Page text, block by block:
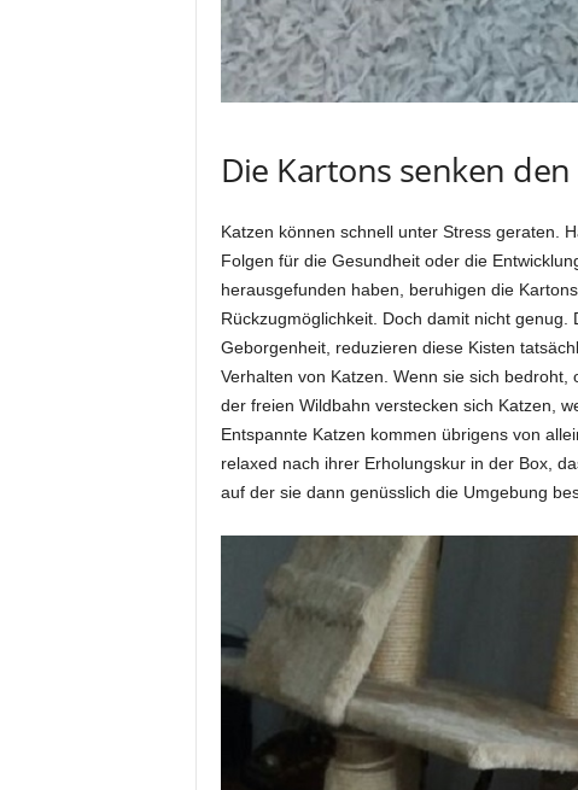
Die Kartons senken den
Katzen können schnell unter Stress geraten.
Folgen für die Gesundheit oder die
herausgefunden haben, beruhigen die
Rückzugmöglichkeit. Doch damit nicht
Geborgenheit, reduzieren diese Kisten
Verhalten von Katzen. Wenn sie sich
der freien Wildbahn verstecken sich Katzen,
Entspannte Katzen kommen übrigens von
relaxed nach ihrer Erholungskur in der Box,
auf der sie dann genüsslich die Umgebung